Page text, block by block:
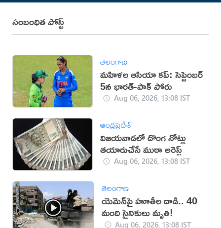
సంబంధిత పోస్ట్
తెలంగాణ
మహిళల ఆసియా కప్‌: సెప్టెంబర్
5న భారత్-పాక్ పోరు
Aug 06, 2026, 13:08 IST
ఆంధ్రప్రదేశ్
విజయవాడలో దొంగ నోట్లు
తయారుచేసే ముఠా అరెస్ట్
Aug 06, 2026, 13:08 IST
తెలంగాణ
యెమెన్‌పై హూతీల దాడి.. 40
మంది సైనికులు మృతి!
Aug 06, 2026, 13:08 IST